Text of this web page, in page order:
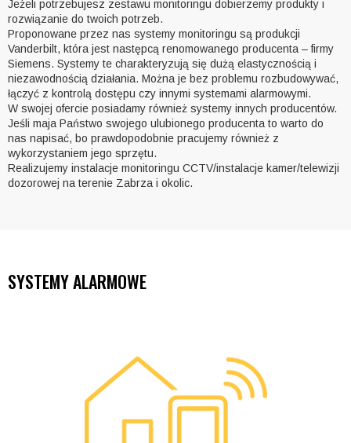
Jeżeli potrzebujesz zestawu monitoringu dobierzemy produkty i
rozwiązanie do twoich potrzeb.
Proponowane przez nas systemy monitoringu są produkcji
Vanderbilt, która jest następcą renomowanego producenta – firmy
Siemens. Systemy te charakteryzują się dużą elastycznością i
niezawodnością działania. Można je bez problemu rozbudowywać,
łączyć z kontrolą dostępu czy innymi systemami alarmowymi.
W swojej ofercie posiadamy również systemy innych producentów.
Jeśli maja Państwo swojego ulubionego producenta to warto do
nas napisać, bo prawdopodobnie pracujemy również z
wykorzystaniem jego sprzętu.
Realizujemy instalacje monitoringu CCTV/instalacje kamer/telewizji
dozorowej na terenie Zabrza i okolic.
SYSTEMY ALARMOWE